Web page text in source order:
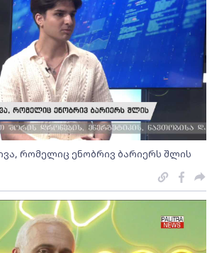
რომელიც ენობრივ ბარიერს შლის